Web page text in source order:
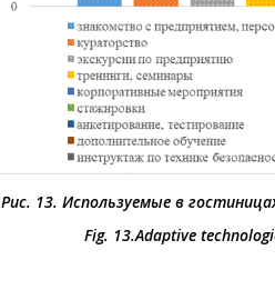
Рис. 13. Используемые в
Fig. 13.Adaptive